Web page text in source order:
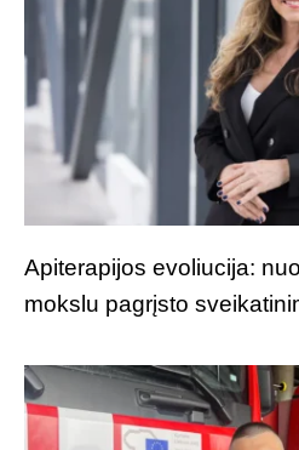
Apiterapijos evoliucija:
mokslu pagrįsto